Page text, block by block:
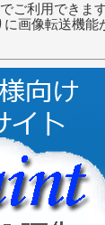
ご利用できま
画像転送機能